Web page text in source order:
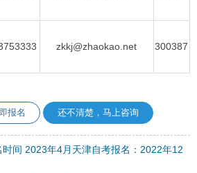
zkkj@zhaokao.net 300387
报名 还不清楚，马上咨询
时间 2023年4月天津自考报名：2022年12